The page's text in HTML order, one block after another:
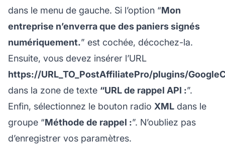
dans le menu de gauche. Si l’option “Mon
entreprise n’enverra que des paniers signés
numériquement.” est cochée, décochez-la.
Ensuite, vous devez insérer l’URL
https://URL_TO_PostAffiliatePro/plugins/
dans la zone de texte “URL de rappel API :”.
Enfin, sélectionnez le bouton radio XML dans le
groupe “Méthode de rappel :”. N’oubliez pas
d’enregistrer vos paramètres.